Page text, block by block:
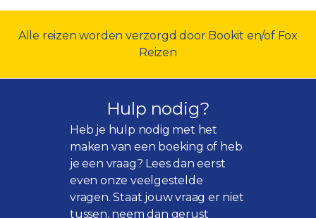
Alle reizen worden verzorgd door Bookit en/of Fox
Reizen
Hulp nodig?
Heb je hulp nodig met het
maken van een boeking of heb
je een vraag? Lees dan eerst
even onzeveelgestelde
vragen. Staat jouw vraag er niet
tussen, neem dan gerust